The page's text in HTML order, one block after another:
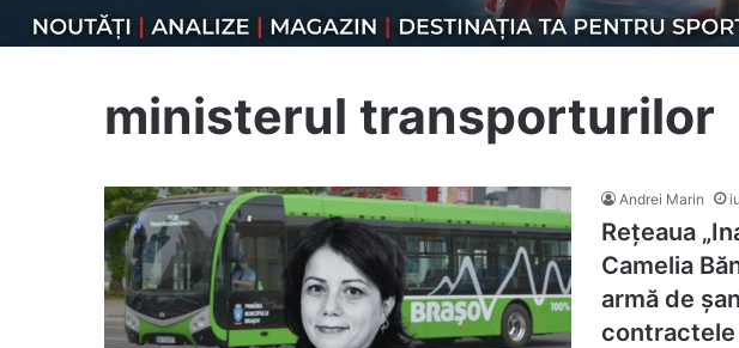
ministerul transporturilor
Andrei Marin
Rețeaua
Camelia
armă de
contractele